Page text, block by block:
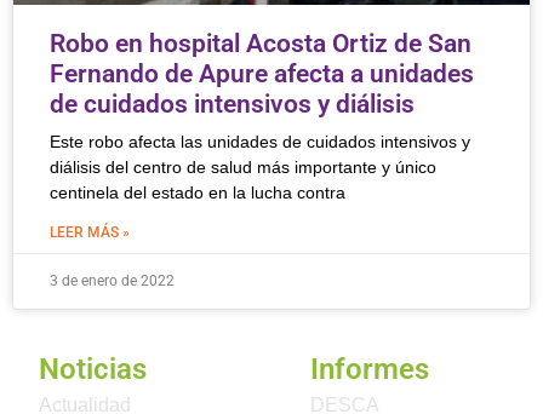
Robo en hospital Acosta Ortiz de San
Fernando de Apure afecta a unidades
de cuidados intensivos y diálisis
Este robo afecta las unidades de cuidados intensivos y
diálisis del centro de salud más importante y único
centinela del estado en la lucha contra
LEER MÁS »
3 de enero de 2022
Noticias
Actualidad
Informes
DESCA